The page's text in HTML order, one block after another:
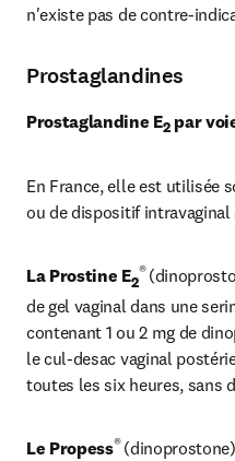
n'existe pas de contre-
Prostaglandines
Prostaglandine E2 par
En France, elle est utilisée
ou de dispositif
La Prostine E2
®
de gel vaginal dans une
contenant 1 ou 2 mg de
le cul-desac vaginal
toutes les six heures, sans
Le Propess®